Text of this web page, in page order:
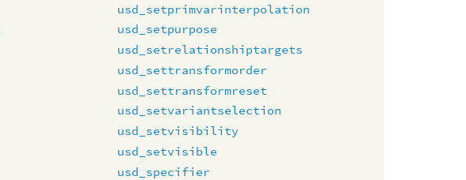
usd_setprimvarinterpolation
usd_setpurpose
usd_setrelationshiptargets
usd_settransformorder
usd_settransformreset
usd_setvariantselection
usd_setvisibility
usd_setvisible
usd_specifier